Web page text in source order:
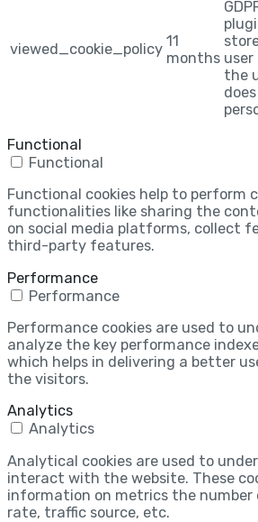
viewed_cookie_policy 11
months
the
Functional
Functional
Functional cookies help to perform
functionalities like sharing the
on social media platforms, collect
third-party features.
Performance
Performance
Performance cookies are used to
analyze the key performance
which helps in delivering a better
the visitors.
Analytics
Analytics
Analytical cookies are used to
interact with the website. These
information on metrics the number
rate, traffic source, etc.